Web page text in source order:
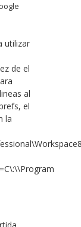
utilizar
de el
al
el
la